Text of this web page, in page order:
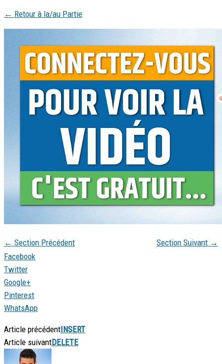
← Retour à la/au Partie
← Section Précédent Section Suivant →
Facebook
Twitter
Google+
Pinterest
WhatsApp
Article précédentINSERT
Article suivantDELETE